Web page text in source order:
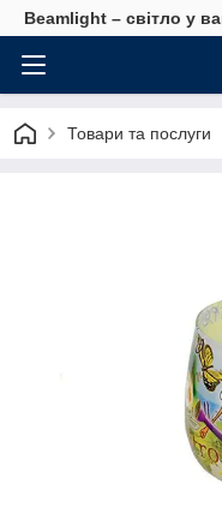
Beamlight – світло у
Товари та послуги